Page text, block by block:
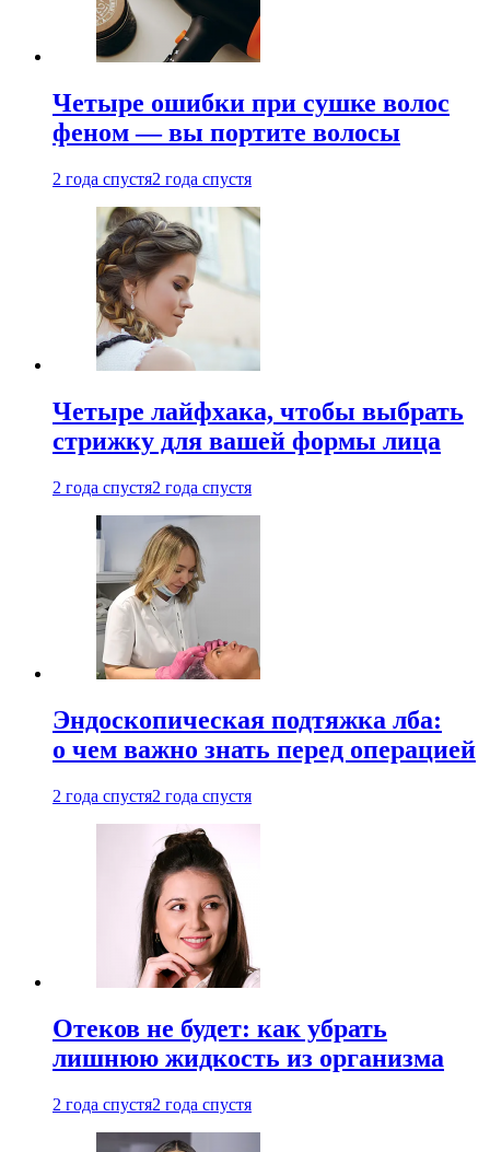
Четыре ошибки при сушке волос
феном — вы портите волосы
2 года спустя2 года спустя
Четыре лайфхака, чтобы выбрать
стрижку для вашей формы лица
2 года спустя2 года спустя
Эндоскопическая подтяжка лба:
о чем важно знать перед операцией
2 года спустя2 года спустя
Отеков не будет: как убрать
лишнюю жидкость из организма
2 года спустя2 года спустя